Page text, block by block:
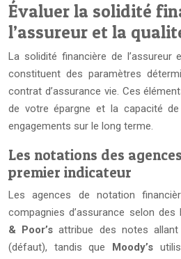
Évaluer la solidité
l’assureur et la
La solidité financière de
constituent des paramètres
contrat d’assurance vie. Ces
de votre épargne et la capacité
engagements sur le long terme.
Les notations des
premier indicateur
Les agences de notation
compagnies d’assurance selon des
& Poor’s attribue des notes
(défaut), tandis que Moody’s